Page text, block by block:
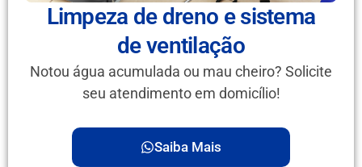
Limpeza de dreno e sistema
de ventilação
Notou água acumulada ou mau cheiro? Solicite
seu atendimento em domicílio!
Saiba Mais